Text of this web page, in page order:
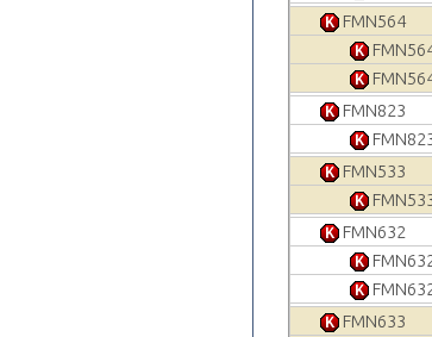
FMN564
FMN823
FMN533
FMN632
FMN633